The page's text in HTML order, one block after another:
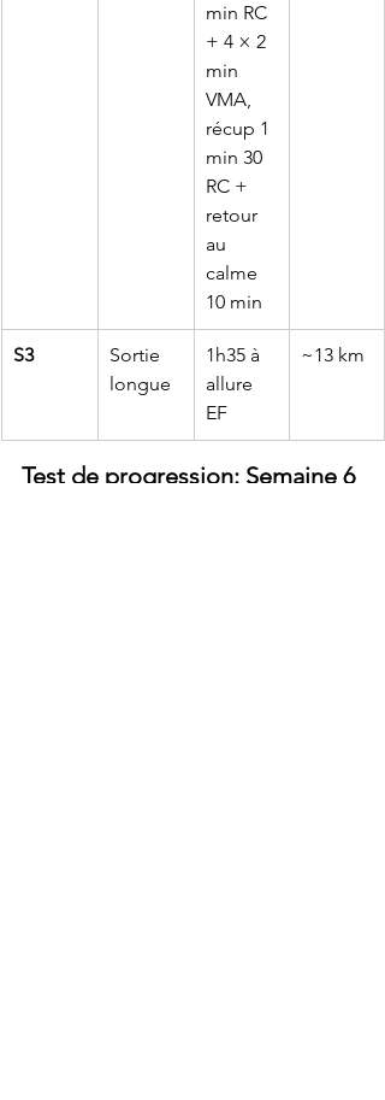
min RC
+ 4 × 2
min
VMA,
récup 1
min 30
RC +
retour
au
calme
10 min
S3
Sortie
longue
1h35 à
allure
EF
~13 km
Test de progression: Semaine 6